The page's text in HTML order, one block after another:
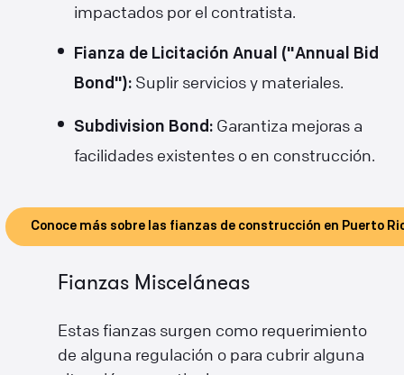
impactados por el contratista.
Fianza de Licitación Anual ("Annual Bid
Bond"): Suplir servicios y materiales.
Subdivision Bond: Garantiza mejoras a
facilidades existentes o en construcción.
Conoce más sobre las fianzas de construcción en Puerto
Fianzas Misceláneas
Estas fianzas surgen como requerimiento
de alguna regulación o para cubrir alguna